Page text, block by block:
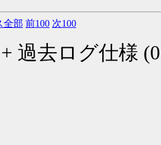
全部 前100 次100
過去ログ仕様